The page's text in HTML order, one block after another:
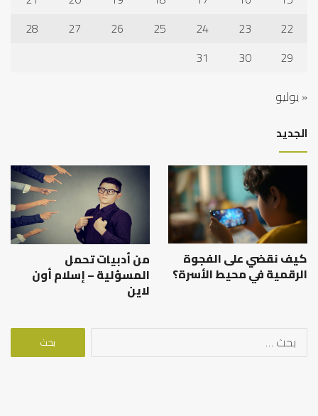
22
23
24
25
26
27
28
29
30
31
« يوليو
الجديد
كيف نقضي على الفجوة
الرقمية في محيط الأسرة؟
من أدبيات تحمل
المسؤلية – إسلام أون
لاين
البحث